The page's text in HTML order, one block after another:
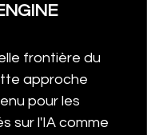
frontière du
approche
pour les
sur l'IA comme